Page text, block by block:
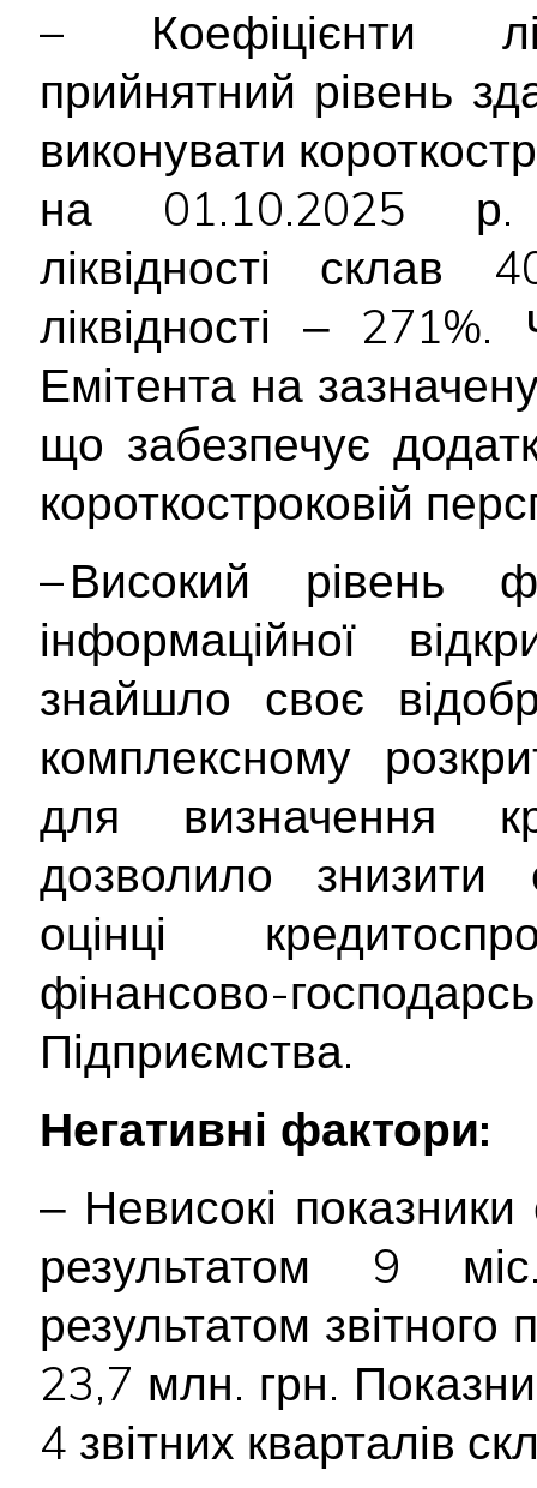
– Коефіцієнти
прийнятний рівень
виконувати
на 01.10.2025 р.
ліквідності склав
ліквідності ‒
Емітента на
що забезпечує
короткостроковій
– Високий рівень
інформаційної
знайшло своє
комплексному
для визначення
дозволило знизити
оцінці
фінансово-
Підприємства.
Негативні фактори:
‒ Невисокі показники
результатом 9
результатом звітного
23,7 млн. грн.
4 звітних кварталів